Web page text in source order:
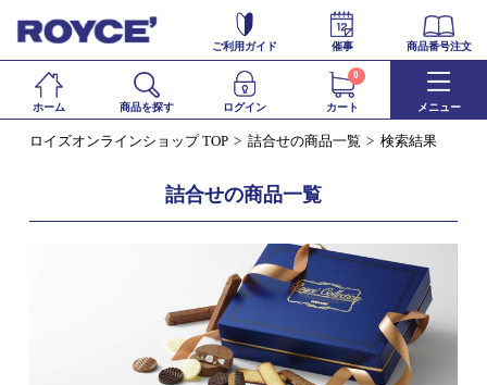
ご利用ガイド 催事 商品番号注文
ホーム 商品を探す ログイン カート
0
メニュー
ロイズオンラインショップ TOP 詰合せの商品一覧 検索結果
詰合せの商品一覧